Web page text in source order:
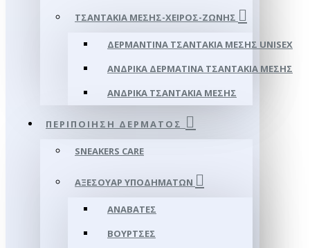
ΤΣΑΝΤΆΚΙΑ ΜΈΣΗΣ-ΧΕΙΡΌΣ-ΖΏΝΗΣ
ΔΕΡΜΆΝΤΙΝΑ ΤΣΑΝΤΆΚΙΑ ΜΈΣΗΣ UNISEX
ΑΝΔΡΙΚΆ ΔΕΡΜΆΤΙΝΑ ΤΣΑΝΤΆΚΙΑ ΜΈΣΗΣ
ΑΝΔΡΙΚΆ ΤΣΑΝΤΆΚΙΑ ΜΈΣΗΣ
ΠΕΡΙΠΟΊΗΣΗ ΔΈΡΜΑΤΟΣ
SNEAKERS CARE
ΑΞΕΣΟΥΑΡ ΥΠΟΔΗΜΆΤΩΝ
ΑΝΑΒΆΤΕΣ
ΒΟΎΡΤΣΕΣ